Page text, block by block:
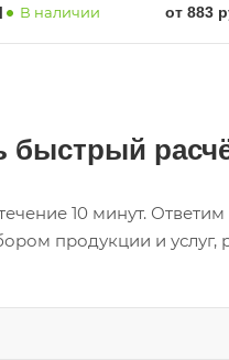
В наличии от 883
быстрый
10 минут.
продукции и услуг,